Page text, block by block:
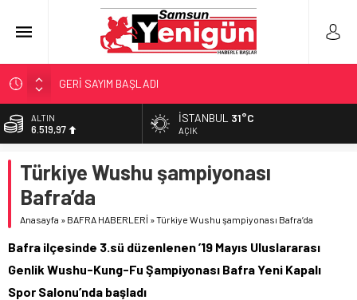
GERİ SAYIM BAŞLADI
SAMSUNSPOR’DA HEDEF 5’İNCİLİK!
‘BAFRA’YA YATIRIM YAPIN!’
YÖNETİCİ SEÇERKEN YAPILAN EN BÜYÜK HATALAR
ALTIN
6.519,97
13.798,82
DOLAR
47,7025
55,0112
İSTANBUL 31°C
AÇIK
Türkiye Wushu şampiyonası
Bafra’da
Anasayfa » BAFRA HABERLERİ »Türkiye Wushu şampiyonası Bafra’da
Bafra ilçesinde 3.sü düzenlenen ’19 Mayıs Uluslararası
Genlik Wushu-Kung-Fu Şampiyonası Bafra Yeni Kapalı
Spor Salonu’nda başladı